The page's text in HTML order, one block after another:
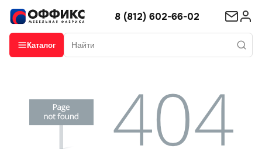
8 (812) 602-66-02
Каталог